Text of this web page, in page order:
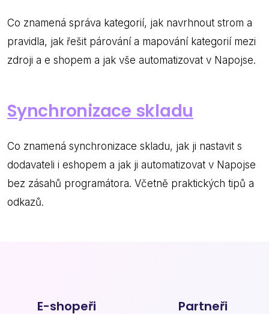
Co znamená správa kategorií, jak navrhnout strom a
pravidla, jak řešit párování a mapování kategorií mezi
zdroji a e shopem a jak vše automatizovat v Napojse.
Synchronizace skladu
Co znamená synchronizace skladu, jak ji nastavit s
dodavateli i eshopem a jak ji automatizovat v Napojse
bez zásahů programátora. Včetně praktických tipů a
odkazů.
E-shopeři Partneři